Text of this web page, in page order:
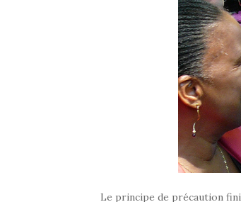
Le principe de précaution